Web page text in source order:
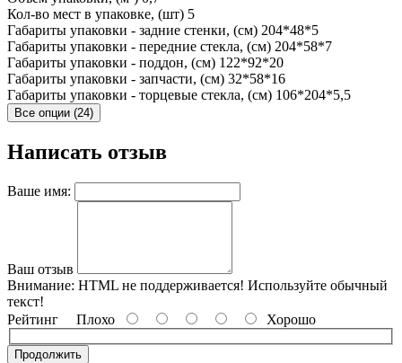
Кол-во мест в упаковке, (шт) 5
Габариты упаковки - задние стенки, (см) 204*48*5
Габариты упаковки - передние стекла, (см) 204*58*7
Габариты упаковки - поддон, (см) 122*92*20
Габариты упаковки - запчасти, (см) 32*58*16
Габариты упаковки - торцевые стекла, (см) 106*204*5,5
Все опции (24)
Написать отзыв
Ваше имя:
Ваш отзыв
Внимание: HTML не поддерживается! Используйте обычный
текст!
Рейтинг Плохо Хорошо
Продолжить